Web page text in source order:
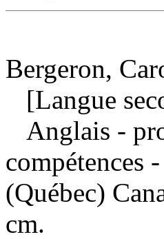
Bergeron,
[Langue
Anglais -
compétences
(Québec)
cm.